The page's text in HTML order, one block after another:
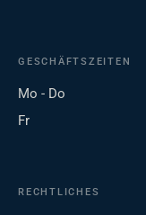
GESCHÄFTSZEITEN
Mo - Do
Fr
RECHTLICHES